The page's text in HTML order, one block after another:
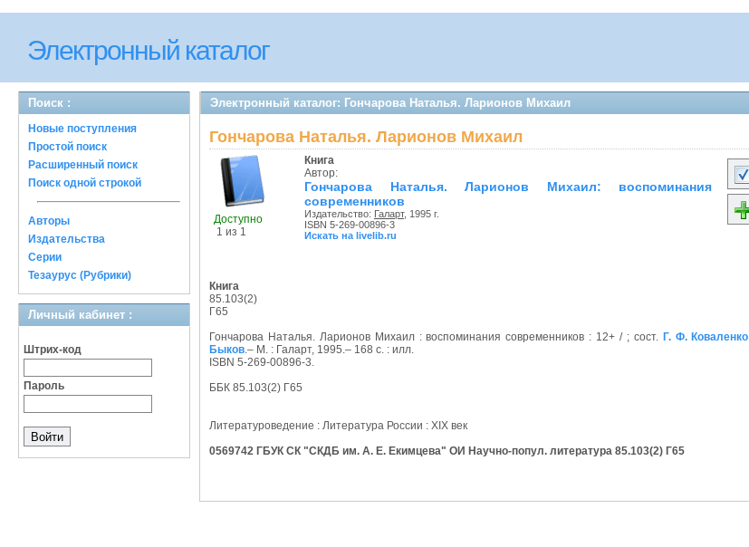
Электронный каталог
Поиск :
Новые поступления
Простой поиск
Расширенный поиск
Поиск одной строкой
Авторы
Издательства
Серии
Тезаурус (Рубрики)
Личный кабинет :
Штрих-код
Пароль
Электронный каталог: Гончарова Наталья. Ларионов Михаил
Гончарова Наталья. Ларионов Михаил
Доступно
1 из 1
Книга
Автор:
Гончарова Наталья. Ларионов Михаил: воспоминания
современников
Издательство: Галарт, 1995 г.
ISBN 5-269-00896-3
Искать на livelib.ru
Книга
85.103(2)
Г65
Гончарова Наталья. Ларионов Михаил : воспоминания современников : 12+ / ; сост. Г. Ф. Коваленко
Быков.– М. : Галарт, 1995.– 168 с. : илл.
ISBN 5-269-00896-3.
ББК 85.103(2) Г65
Литературоведение : Литература России : XIX век
0569742 ГБУК СК "СКДБ им. А. Е. Екимцева" ОИ Научно-попул. литература 85.103(2) Г65